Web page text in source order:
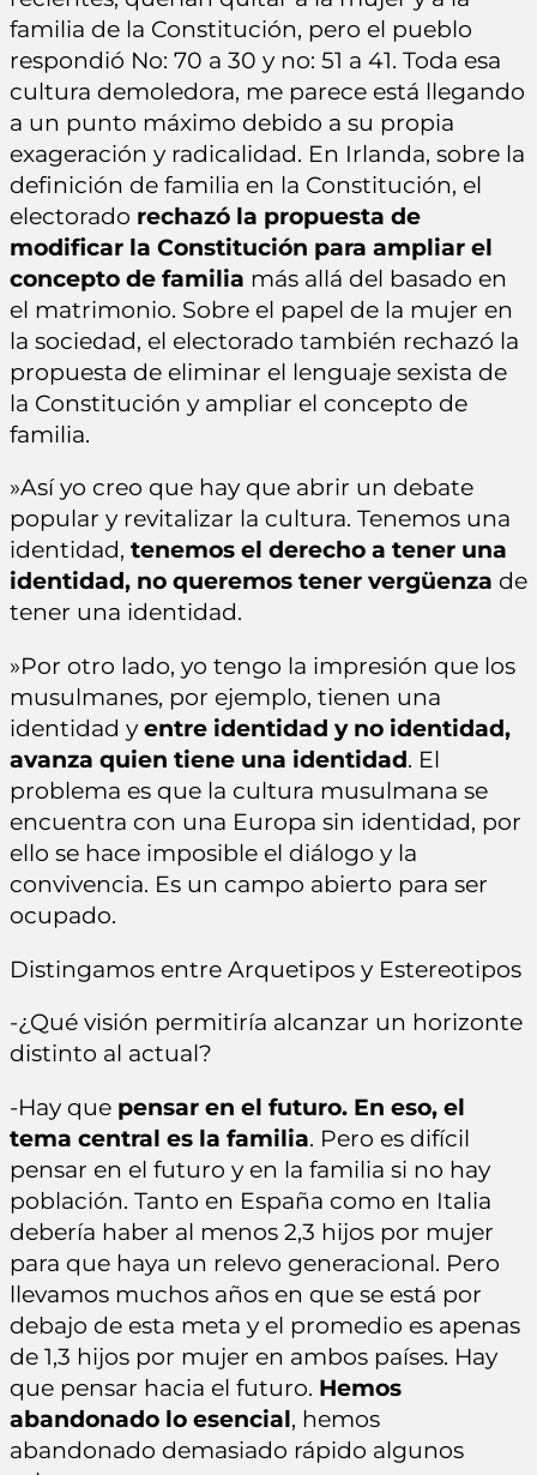
familia de la Constitución, pero el pueblo
respondió No: 70 a 30 y no: 51 a 41. Toda esa
cultura demoledora, me parece está llegando
a un punto máximo debido a su propia
exageración y radicalidad. En Irlanda, sobre la
definición de familia en la Constitución, el
electorado rechazó la propuesta de
modificar la Constitución para ampliar el
concepto de familia más allá del basado en
el matrimonio. Sobre el papel de la mujer en
la sociedad, el electorado también rechazó la
propuesta de eliminar el lenguaje sexista de
la Constitución y ampliar el concepto de
familia.
»Así yo creo que hay que abrir un debate
popular y revitalizar la cultura. Tenemos una
identidad, tenemos el derecho a tener una
identidad, no queremos tener vergüenza de
tener una identidad.
»Por otro lado, yo tengo la impresión que los
musulmanes, por ejemplo, tienen una
identidad y entre identidad y no identidad,
avanza quien tiene una identidad. El
problema es que la cultura musulmana se
encuentra con una Europa sin identidad, por
ello se hace imposible el diálogo y la
convivencia. Es un campo abierto para ser
ocupado.
Distingamos entre Arquetipos y Estereotipos
-¿Qué visión permitiría alcanzar un horizonte
distinto al actual?
-Hay que pensar en el futuro. En eso, el
tema central es la familia. Pero es difícil
pensar en el futuro y en la familia si no hay
población. Tanto en España como en Italia
debería haber al menos 2,3 hijos por mujer
para que haya un relevo generacional. Pero
llevamos muchos años en que se está por
debajo de esta meta y el promedio es apenas
de 1,3 hijos por mujer en ambos países. Hay
que pensar hacia el futuro. Hemos
abandonado lo esencial, hemos
abandonado demasiado rápido algunos